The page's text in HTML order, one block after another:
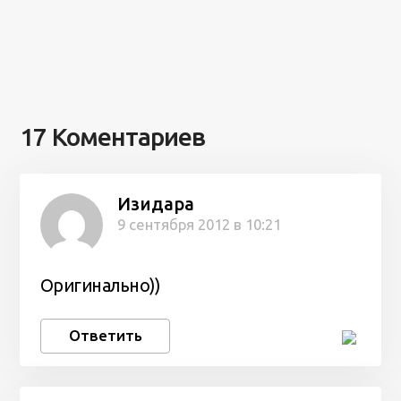
17 Коментариев
Изидара
9 сентября 2012 в 10:21
Оригинально))
Ответить